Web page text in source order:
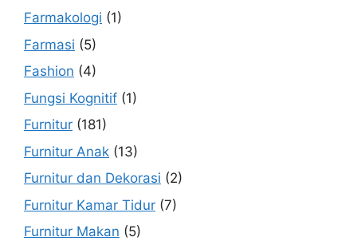
Farmakologi (1)
Farmasi (5)
Fashion (4)
Fungsi Kognitif (1)
Furnitur (181)
Furnitur Anak (13)
Furnitur dan Dekorasi (2)
Furnitur Kamar Tidur (7)
Furnitur Makan (5)